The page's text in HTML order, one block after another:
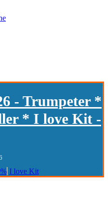
- Trumpeter *
* I love Kit -
I love Kit